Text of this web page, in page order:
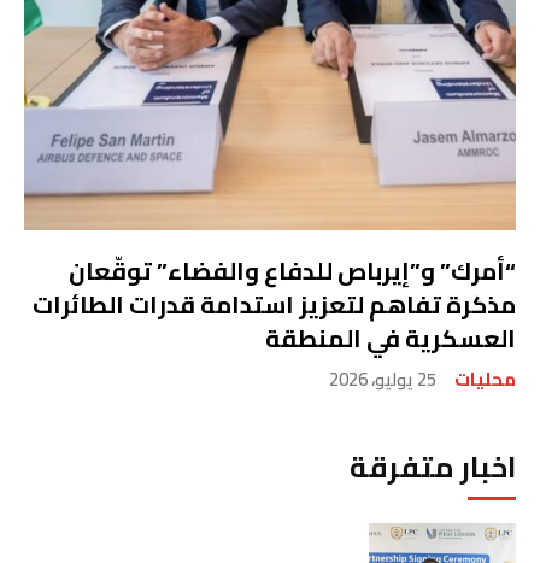
“أمرك” و”إيرباص للدفاع والفضاء” توقّعان
مذكرة تفاهم لتعزيز استدامة قدرات الطائرات
العسكرية في المنطقة
محليات 25 يوليو، 2026
اخبار متفرقة